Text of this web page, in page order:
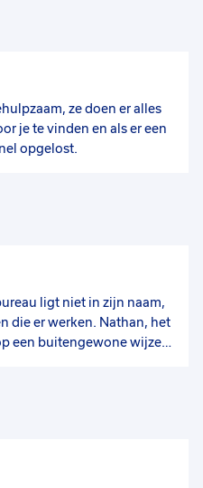
ze doen er alles
je te vinden en als er een
opgelost.
ligt niet in zijn naam,
die er werken. Nathan, het
een buitengewone wijze
te ondersteunen
van harte dat Nathan snel
stellen om zijn